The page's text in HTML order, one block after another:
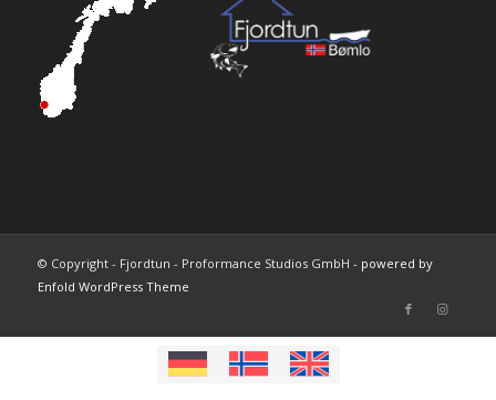
© Copyright - Fjordtun - Proformance Studios GmbH - powered by
Enfold WordPress Theme